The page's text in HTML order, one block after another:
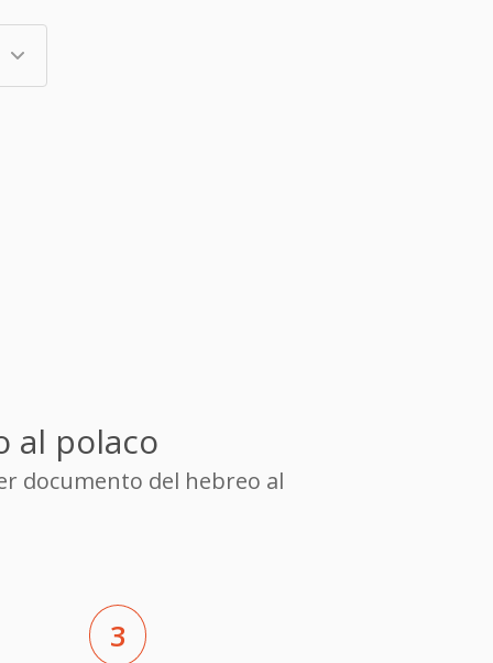
al polaco
documento del hebreo al
3